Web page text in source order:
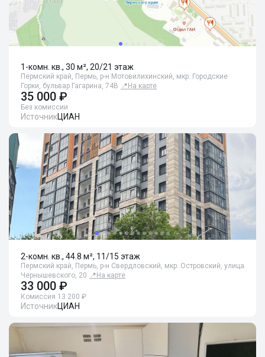
1-комн. кв., 30 м², 20/21 этаж
Пермский край, Пермь, р-н Мотовилихинский, мкр. Городские
Горки, бульвар Гагарина, 74В 📍 На карте
35 000 ₽
Без комиссии
ИсточникЦИАН
2-комн. кв., 44.8 м², 11/15 этаж
Пермский край, Пермь, р-н Свердловский, мкр. Островский, улица
Чернышевского, 20 📍 На карте
33 000 ₽
Комиссия 13 200 ₽
ИсточникЦИАН